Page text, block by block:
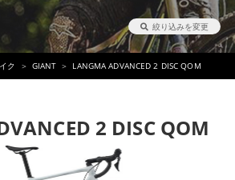
絞り込みを変更
ク GIANT LANGMA ADVANCED 2 DISC QOM
2 DISC QOM